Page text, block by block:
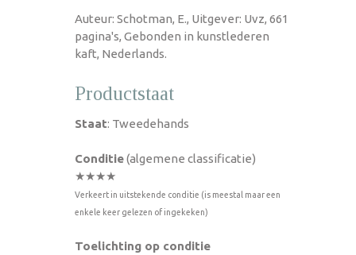
Auteur: Schotman, E., Uitgever: Uvz, 661
pagina's, Gebonden in kunstlederen
kaft, Nederlands.
Productstaat
Staat: Tweedehands
Conditie(algemene classificatie)
★★★★
Verkeert in uitstekende conditie (is meestal maar een
enkele keer gelezen of ingekeken)
Toelichting op conditie